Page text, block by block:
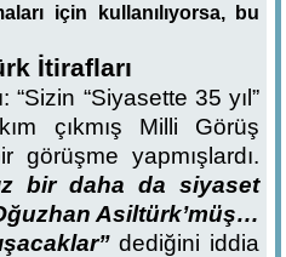
için kullanılıyorsa, bu
İtirafları
“Siyasette 35 yıl”
çıkmış Milli Görüş
yapmışlardı.
bir daha da siyaset
Asiltürk’müş…
dediğini iddia